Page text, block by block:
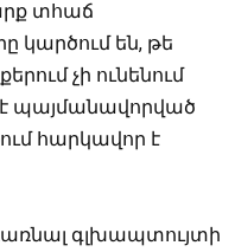
տհաճ
կարծում են, թե
չի ունենում
պայմանավորված
հարկավոր է
դառնալ գլխապտույտի